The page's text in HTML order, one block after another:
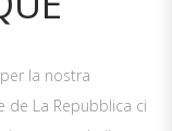
la nostra
de La Repubblica ci